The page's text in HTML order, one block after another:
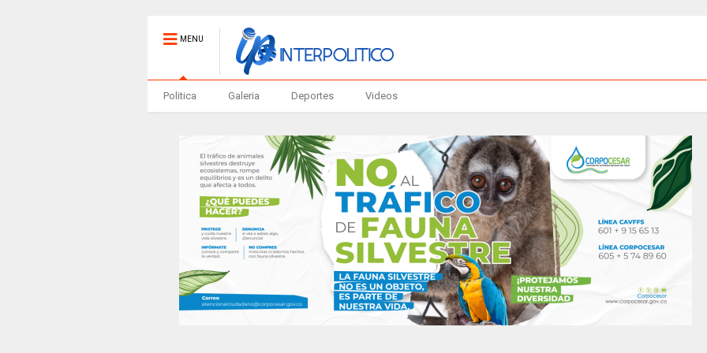
MENU
Politica Galeria Deportes Videos